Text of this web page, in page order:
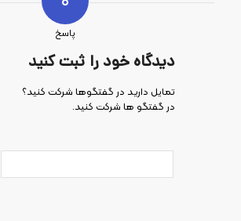
پاسخ
دیدگاه خود را ثبت کنید
تمایل دارید در گفتگوها شرکت کنید؟
در گفتگو ها شرکت کنید.